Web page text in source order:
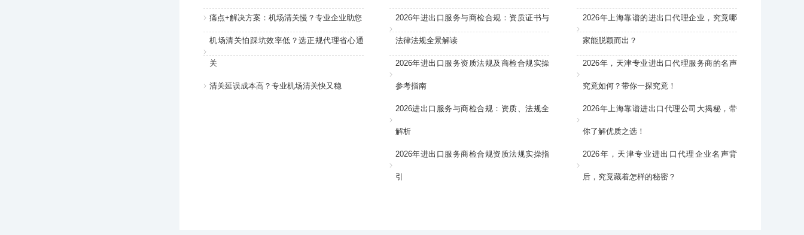
痛点+解决方案：机场清关慢？专业企业助您
机场清关怕踩坑效率低？选正规代理省心通
关
清关延误成本高？专业机场清关快又稳
2026年上海靠谱的进出口代理企业，究竟哪
家能脱颖而出？
2026年，天津专业进出口代理服务商的名声
究竟如何？带你一探究竟！
2026年上海靠谱进出口代理公司大揭秘，带
你了解优质之选！
2026年，天津专业进出口代理企业名声背
后，究竟藏着怎样的秘密？
2026年进出口服务与商检合规：资质证书与
法律法规全景解读
2026年进出口服务资质法规及商检合规实操
参考指南
2026进出口服务与商检合规：资质、法规全
解析
2026年进出口服务商检合规资质法规实操指
引